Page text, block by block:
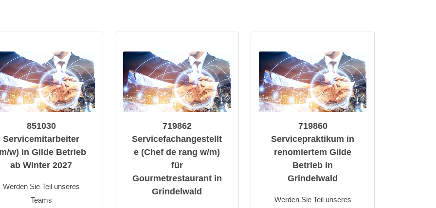
851030
Servicemitarbeiter
w) in Gilde Betrieb
ab Winter 2027
Werden Sie Teil unseres
Teams
719862
Servicefachangestellt
e (Chef de rang w/m)
für
Gourmetrestaurant in
Grindelwald
719860
Servicepraktikum in
renomiertem Gilde
Betrieb in
Grindelwald
Werden Sie Teil unseres